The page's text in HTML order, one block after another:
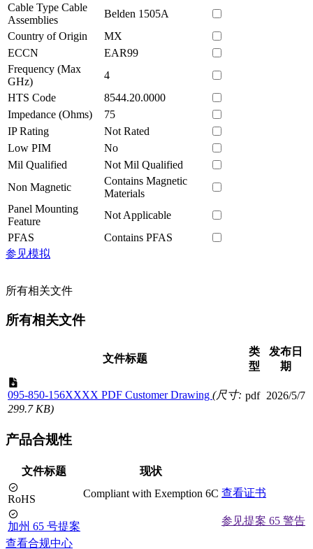
Cable Type Cable
Assemblies
Belden 1505A
Country of Origin
MX
ECCN
EAR99
Frequency (Max
GHz)
4
HTS Code
8544.20.0000
Impedance (Ohms)
75
IP Rating
Not Rated
Low PIM
No
Mil Qualified
Not Mil Qualified
Non Magnetic
Contains Magnetic
Materials
Panel Mounting
Feature
Not Applicable
PFAS
Contains PFAS
参见模拟
所有相关文件
所有相关文件
文件标题
类
型
发布日
期
095-850-156XXXX PDF Customer Drawing (尺寸:
299.7 KB)
pdf 2026/5/7
产品合规性
文件标题 现状
RoHS Compliant with Exemption 6C 查看证书
加州 65 号提案
参见提案 65 警告
查看合规中心